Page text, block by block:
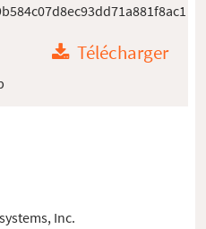
Télécharger
Inc.